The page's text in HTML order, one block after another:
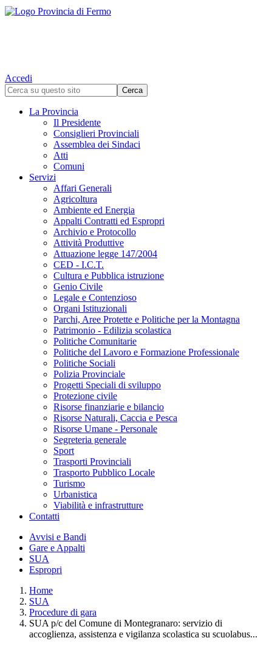
Accedi
La Provincia
Il Presidente
Consiglieri Provinciali
Assemblea dei Sindaci
Atti
Comuni
Servizi
Affari Generali
Agricoltura
Ambiente ed Energia
Appalti Contratti ed Espropri
Archivio e Protocollo
Attività Produttive
Attuazione legge 147/2004
CED - I.C.T.
Cultura e Pubblica istruzione
Genio Civile
Legale e Contenzioso
Organi Istituzionali
Parchi, Aree Protette e Politiche per la Montagna
Patrimonio - Edilizia scolastica
Politiche Comunitarie
Politiche del Lavoro e Formazione Professionale
Politiche Sociali
Polizia Provinciale
Progetti Speciali di sviluppo
Protezione civile
Risorse finanziarie e bilancio
Risorse Naturali, Caccia e Pesca
Risorse Umane - Personale
Segreteria generale
Sport
Trasporti Provinciali
Trasporto Pubblico Locale
Turismo
Urbanistica
Viabilità e infrastrutture
Contatti
Avvisi e Bandi
Gare e Appalti
SUA
Espropri
Home
SUA
Procedure di gara
SUA p/c del Comune di Montegranaro: servizio di
accoglienza, assistenza e vigilanza scolastica su scuolabus...